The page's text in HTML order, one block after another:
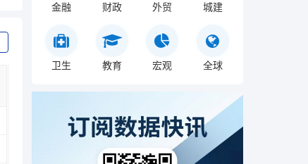
金融 财政 外贸 城建
卫生 教育 宏观 全球